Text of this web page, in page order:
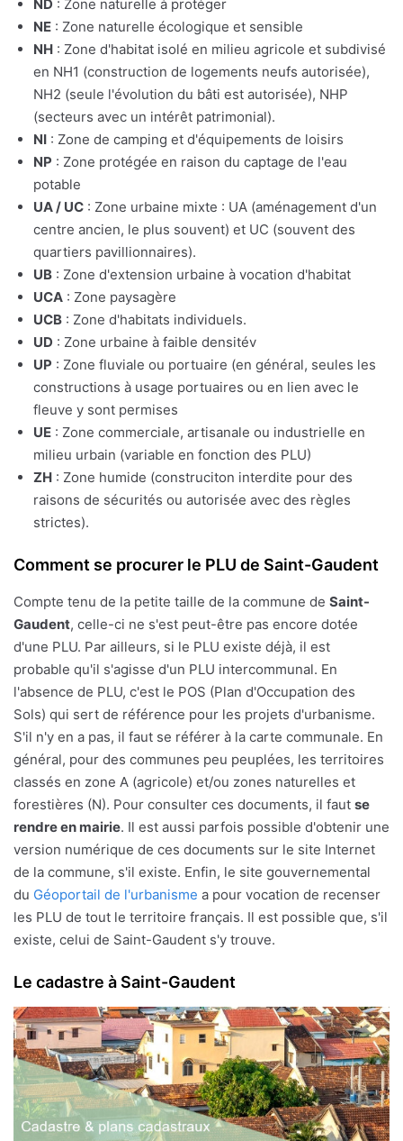
ND : Zone naturelle à protéger
NE : Zone naturelle écologique et sensible
NH : Zone d'habitat isolé en milieu agricole et subdivisé
en NH1 (construction de logements neufs autorisée),
NH2 (seule l'évolution du bâti est autorisée), NHP
(secteurs avec un intérêt patrimonial).
NI : Zone de camping et d'équipements de loisirs
NP : Zone protégée en raison du captage de l'eau
potable
UA / UC : Zone urbaine mixte : UA (aménagement d'un
centre ancien, le plus souvent) et UC (souvent des
quartiers pavillionnaires).
UB : Zone d'extension urbaine à vocation d'habitat
UCA : Zone paysagère
UCB : Zone d'habitats individuels.
UD : Zone urbaine à faible densitév
UP : Zone fluviale ou portuaire (en général, seules les
constructions à usage portuaires ou en lien avec le
fleuve y sont permises
UE : Zone commerciale, artisanale ou industrielle en
milieu urbain (variable en fonction des PLU)
ZH : Zone humide (construciton interdite pour des
raisons de sécurités ou autorisée avec des règles
strictes).
Comment se procurer le PLU de Saint-Gaudent
Compte tenu de la petite taille de la commune de Saint-
Gaudent, celle-ci ne s'est peut-être pas encore dotée
d'une PLU. Par ailleurs, si le PLU existe déjà, il est
probable qu'il s'agisse d'un PLU intercommunal. En
l'absence de PLU, c'est le POS (Plan d'Occupation des
Sols) qui sert de référence pour les projets d'urbanisme.
S'il n'y en a pas, il faut se référer à la carte communale. En
général, pour des communes peu peuplées, les territoires
classés en zone A (agricole) et/ou zones naturelles et
forestières (N). Pour consulter ces documents, il faut se
rendre en mairie. Il est aussi parfois possible d'obtenir une
version numérique de ces documents sur le site Internet
de la commune, s'il existe. Enfin, le site gouvernemental
du Géoportail de l'urbanisme a pour vocation de recenser
les PLU de tout le territoire français. Il est possible que, s'il
existe, celui de Saint-Gaudent s'y trouve.
Le cadastre à Saint-Gaudent